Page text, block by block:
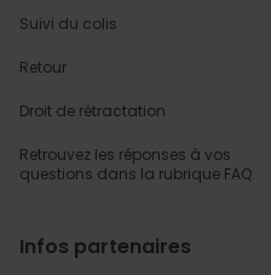
Suivi du colis
Retour
Droit de rétractation
Retrouvez les réponses à vos
questions dans la rubrique FAQ.
Infos partenaires